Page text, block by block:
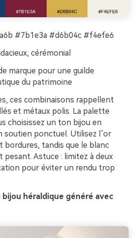
#7b1e3a #d6b04c #f4efe6
cérémonial
marque pour une guilde
du patrimoine
ces combinaisons rappellent
et métaux polis. La palette
choisissez un ton bijou en
soutien ponctuel. Utilisez l’or
bordures, tandis que le blanc
Astuce : limitez à deux
pour éviter un rendu trop
bijou héraldique généré avec